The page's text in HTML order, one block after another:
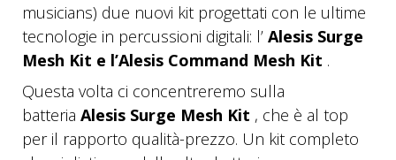
musicians) due nuovi kit progettati con le ultime
tecnologie in percussioni digitali: l’ Alesis Surge
Mesh Kit e l’Alesis Command Mesh Kit .
Questa volta ci concentreremo sulla
batteria Alesis Surge Mesh Kit , che è al top
per il rapporto qualità-prezzo. Un kit completo